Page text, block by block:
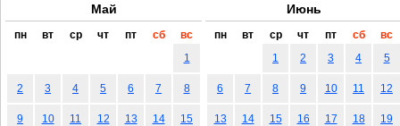
Май
пн вт ср чт пт сб
вс
1
2 3 4 5 6 7 8
9 10 11 12 13 14 15
Июнь
пн вт ср чт пт сб
вс
1
2 3 4 5
6 7 8 9 10 11 12
13 14 15 16 17 18 19